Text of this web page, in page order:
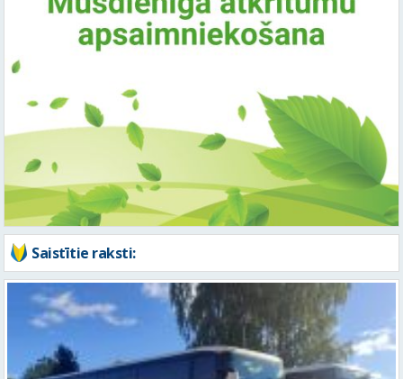
Saistītie raksti: